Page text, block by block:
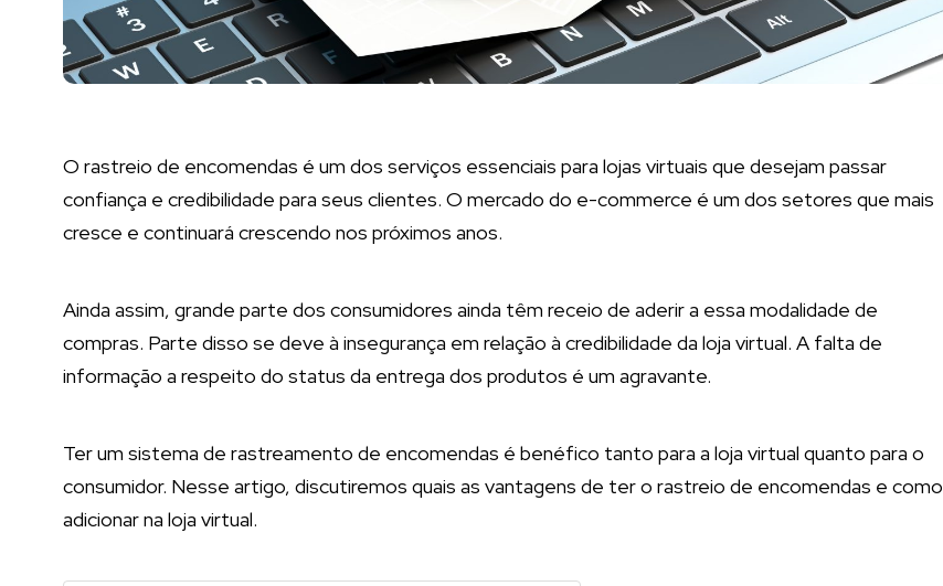
O rastreio de encomendas é um dos serviços essenciais para lojas virtuais que desejam passar
confiança e credibilidade para seus clientes. O mercado do e-commerce é um dos setores que mais
cresce e continuará crescendo nos próximos anos.
Ainda assim, grande parte dos consumidores ainda têm receio de aderir a essa modalidade de
compras. Parte disso se deve à insegurança em relação à credibilidade da loja virtual. A falta de
informação a respeito do status da entrega dos produtos é um agravante.
Ter um sistema de rastreamento de encomendas é benéfico tanto para a loja virtual quanto para o
consumidor. Nesse artigo, discutiremos quais as vantagens de ter o rastreio de encomendas e como
adicionar na loja virtual.